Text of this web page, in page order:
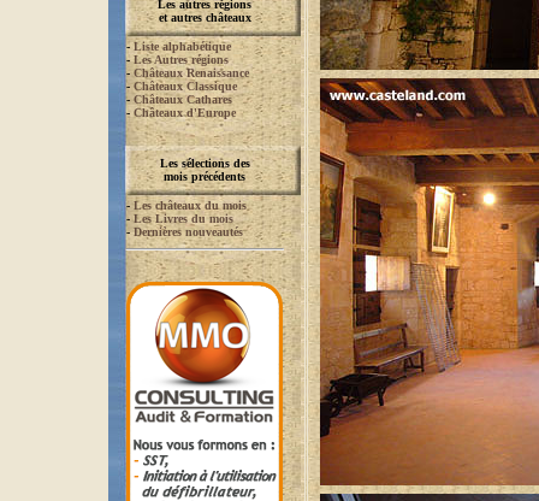
Les autres régions
et autres châteaux
-Liste alphabétique
- Les Autres régions
- Châteaux Renaissance
- Châteaux Classique
- Châteaux Cathares
- Châteaux d'Europe
Les sélections des
mois précédents
- Les châteaux du mois
- Les Livres du mois
-Dernières nouveautés